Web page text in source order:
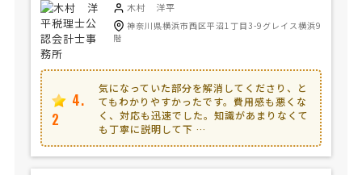
木村 洋平
神奈川県横浜市西区平沼1丁目3-9グレイス横浜9
階
4.
2
気になっていた部分を解消してくださり、と
てもわかりやすかったです。費用感も悪くな
く、対応も迅速でした。知識があまりなくて
も丁寧に説明して下 …